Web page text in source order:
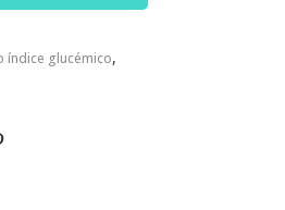
índice glucémico,